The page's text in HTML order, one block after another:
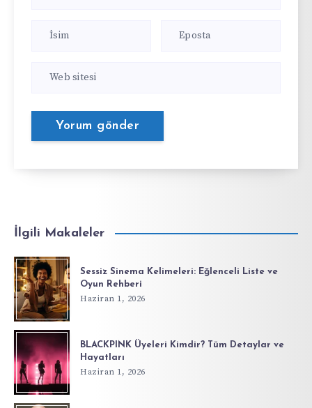
İlgili Makaleler
Sessiz Sinema Kelimeleri: Eğlenceli Liste ve
Oyun Rehberi
Haziran 1, 2026
BLACKPINK Üyeleri Kimdir? Tüm Detaylar ve
Hayatları
Haziran 1, 2026